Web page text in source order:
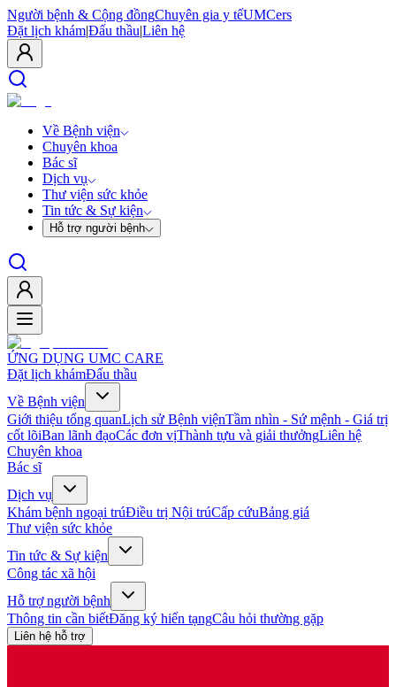
Người bệnh & Cộng đồngChuyên gia y tếUMCers
Đặt lịch khám|Đấu thầu|Liên hệ
Về Bệnh viện
Chuyên khoa
Bác sĩ
Dịch vụ
Thư viện sức khỏe
Tin tức & Sự kiện
Hỗ trợ người bệnh
ỨNG DỤNG UMC CARE
Đặt lịch khámĐấu thầu
Về Bệnh viện
Giới thiệu tổng quanLịch sử Bệnh việnTầm nhìn - Sứ mệnh - Giá trị
cốt lõiBan lãnh đạoCác đơn vịThành tựu và giải thưởngLiên hệ
Chuyên khoa
Bác sĩ
Dịch vụ
Khám bệnh ngoại trúĐiều trị Nội trúCấp cứuBảng giá
Thư viện sức khỏe
Tin tức & Sự kiện
Công tác xã hội
Hỗ trợ người bệnh
Thông tin cần biếtĐăng ký hiến tạngCâu hỏi thường gặp
Liên hệ hỗ trợ